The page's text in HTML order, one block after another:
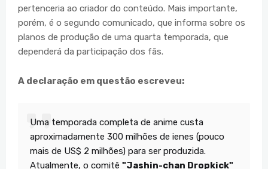
pertenceria ao criador do conteúdo. Mais importante,
porém, é o segundo comunicado, que informa sobre os
planos de produção de uma quarta temporada, que
dependerá da participação dos fãs.
A declaração em questão escreveu:
Uma temporada completa de anime custa
aproximadamente 300 milhões de ienes (pouco
mais de US$ 2 milhões) para ser produzida.
Atualmente, o comitê "Jashin-chan Dropkick"